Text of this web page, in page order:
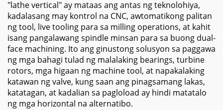
"lathe vertical" ay mataas ang antas ng teknolohiya,
kadalasang may kontrol na CNC, awtomatikong palitan
ng tool, live tooling para sa milling operations, at kahit
isang pangalawang spindle minsan para sa buong dual-
face machining. Ito ang ginustong solusyon sa paggawa
ng mga bahagi tulad ng malalaking bearings, turbine
rotors, mga higaan ng machine tool, at napakalaking
katawan ng valve, kung saan ang pinagsamang lakas,
katatagan, at kadalian sa pagloload ay hindi matatalo
ng mga horizontal na alternatibo.